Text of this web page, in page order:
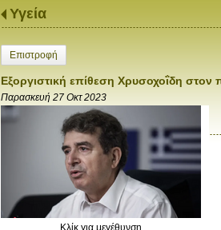
Υγεία
Επιστροφή
Εξοργιστική επίθεση Χρυσοχοΐδη στον
Παρασκευή 27 Οκτ 2023
Κλίκ για μεγέθυνση